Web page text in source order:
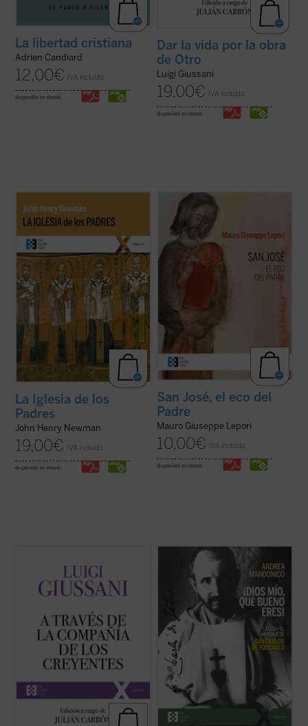
La libertad cristiana
Adrien Candiard
12,00€ IVA incluido
disponible en ebook:
Dar la vida por la obra
de Otro
Luigi Giussani
19,00€ IVA incluido
disponible en ebook:
escritos de san John Henry Newman
(1801-1890) sobre el cristianismo de los
Historical Sketches. Además de retornar al
cristianismo primitivo para ...
(ver ficha)
La Iglesia de los
Padres
John Henry Newman
19,00€ IVA incluido
disponible en ebook:
San José fue llamado a materializar la
paternidad de Dios hacia el Hijo encarnado.
Una vocación, un camino, vividos en el
silencio, porque tendía a la escucha de una
Palabra que se hizo Presencia en su casa.
Con él, Dios Padre no ha querido ...
ficha)
San José, el eco del
Padre
Mauro Giuseppe Lepori
10,00€ IVA incluido
disponible en ebook:
es el quinto volumen de la serie dedicada a
las intervenciones realizadas por don Luigi
Giussani durante los Ejercicios espirituales
de la Fraternidad de Comunión y Liberación
Esta biografía del recién proclamado santo
Carlos de Foucauld, escrita por quien ha
sido vicepostulador de su causa de
canonización, se centra en los aspectos
más sobresalientes de su espiritualidad y
de su actividad pastoral. El libro arranca ...
(ver ficha)